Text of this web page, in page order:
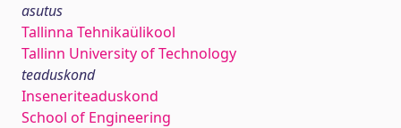
asutus
Tallinna Tehnikaülikool
Tallinn University of Technology
teaduskond
Inseneriteaduskond
School of Engineering